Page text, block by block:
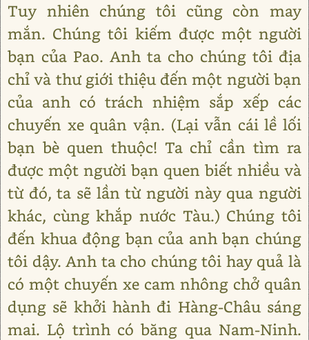
Tuy nhiên chúng tôi cũng còn may
mắn. Chúng tôi kiếm được một người
bạn của Pao. Anh ta cho chúng tôi địa
chỉ và thư giới thiệu đến một người bạn
của anh có trách nhiệm sắp xếp các
chuyến xe quân vận. (Lại vẫn cái lề lối
bạn bè quen thuộc! Ta chỉ cần tìm ra
được một người bạn quen biết nhiều và
từ đó, ta sẽ lần từ người này qua người
khác, cùng khắp nước Tàu.) Chúng tôi
đến khua động bạn của anh bạn chúng
tôi dậy. Anh ta cho chúng tôi hay quả là
có một chuyến xe cam nhông chở quân
dụng sẽ khởi hành đi Hàng-Châu sáng
mai. Lộ trình có băng qua Nam-Ninh.